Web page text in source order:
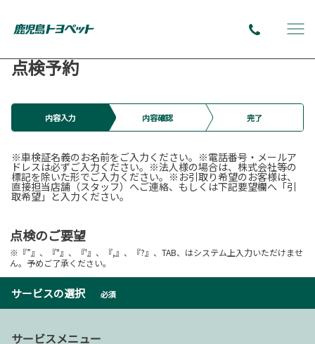
点検予約
内容入力 内容確認 完了
※車検証名義のお名前をご入力ください。※電話番号・メールア
ドレスは必ずご入力ください。※法人様の場合は、株式会社等の
標記を除いた形でご入力ください。※お引取り希望のお客様は、
直接担当店舗（スタッフ）へご連絡、もしくは下記要望欄へ「引
取希望」と入力ください。
点検のご要望
※『”』、『"』、『'』、『,』、『?』、TAB、はシステム上入力いただけませ
ん。予めご了承ください。
サービスの選択 必須
サービスメニュー